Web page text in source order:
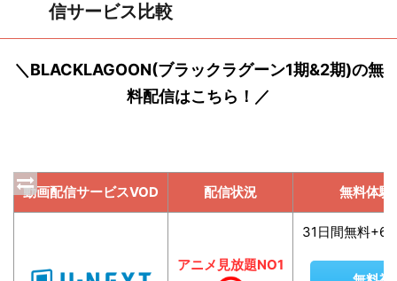
信サービス比較
＼BLACKLAGOON(ブラックラグーン1期&2期)の無
料配信はこちら！／
動画配信サービスVOD 配信状況 無料体験
アニメ見放題NO1
31日間無料